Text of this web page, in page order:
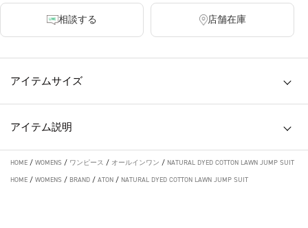
相談する 店舗在庫
アイテムサイズ
アイテム説明
HOME / WOMENS / ワンピース / オールインワン / NATURAL DYED COTTON LAWN JUMP SUIT
HOME / WOMENS / BRAND / ATON / NATURAL DYED COTTON LAWN JUMP SUIT